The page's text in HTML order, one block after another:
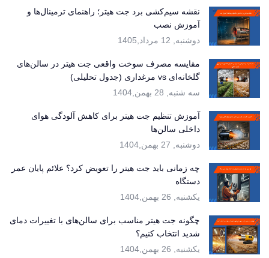
نقشه سیم‌کشی برد جت هیتر؛ راهنمای ترمینال‌ها و
آموزش نصب
دوشنبه, 12 مرداد,1405
مقایسه مصرف سوخت واقعی جت هیتر در سالن‌های
گلخانه‌ای vs مرغداری (جدول تحلیلی)
سه شنبه, 28 بهمن,1404
آموزش تنظیم جت هیتر برای کاهش آلودگی هوای
داخلی سالن‌ها
دوشنبه, 27 بهمن,1404
چه زمانی باید جت هیتر را تعویض کرد؟ علائم پایان عمر
دستگاه
یکشنبه, 26 بهمن,1404
چگونه جت هیتر مناسب برای سالن‌های با تغییرات دمای
شدید انتخاب کنیم؟
یکشنبه, 26 بهمن,1404